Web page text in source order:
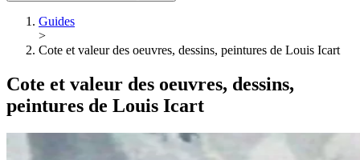
Guides
>
Cote et valeur des oeuvres, dessins, peintures de Louis Icart
Cote et valeur des oeuvres, dessins,
peintures de Louis Icart